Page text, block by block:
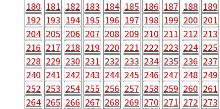
180 181 182 183 184 185 186 187 188 189
192 193 194 195 196 197 198 199 200 201
204 205 206 207 208 209 210 211 212 213
216 217 218 219 220 221 222 223 224 225
228 229 230 231 232 233 234 235 236 237
240 241 242 243 244 245 246 247 248 249
252 253 254 255 256 257 258 259 260 261
264 265 266 267 268 269 270 271 272 273